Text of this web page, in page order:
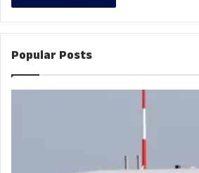
Popular Posts